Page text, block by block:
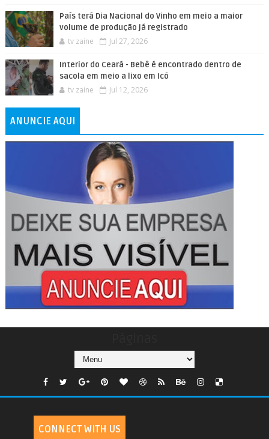
País terá Dia Nacional do Vinho em meio a maior
volume de produção já registrado
tv zaine Jul 27, 2026
Interior do Ceará - Bebê é encontrado dentro de
sacola em meio a lixo em Icó
tv zaine Jul 12, 2026
ANUNCIE AQUI
CONNECT WITH US